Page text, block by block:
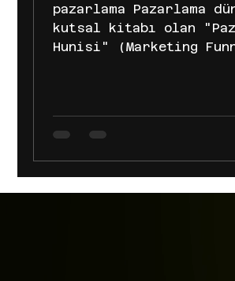
pazarlama Pazarlama
kutsal kitabı olan
Hunisi" (Marketing
nihayetinde karar
yolculuk artık tarih
huninin daraldığına
yok olduğuna şahitlik